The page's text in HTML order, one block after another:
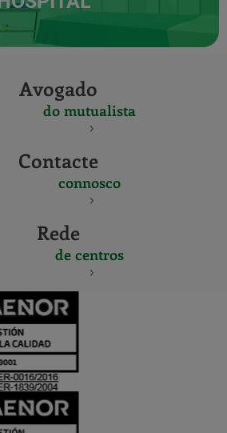
Avogado
do mutualista
Contacte
connosco
Rede
de centros
Y